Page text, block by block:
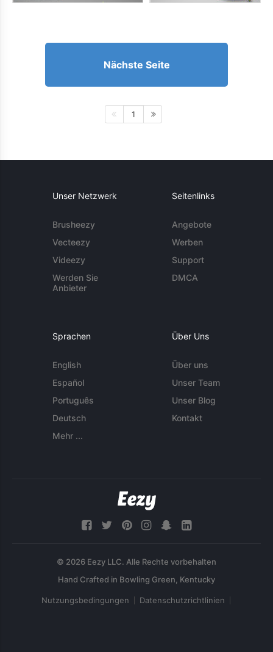
Nächste Seite
1
Unser Netzwerk
Brusheezy
Vecteezy
Videezy
Werden Sie
Anbieter
Seitenlinks
Angebote
Werben
Support
DMCA
Sprachen
English
Español
Português
Deutsch
Mehr ...
Über Uns
Über uns
Unser Team
Unser Blog
Kontakt
© 2026 Eezy LLC. Alle Rechte vorbehalten
Nutzungsbedingungen Datenschutzrichtlinien